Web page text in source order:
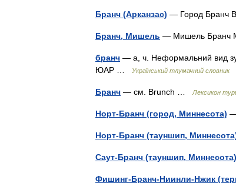
Бранч (Арканзас) — Город Бранч
Бранч, Мишель — Мишель Бранч
бранч — а, ч. Неформальний вид
ЮАР …
Український тлумачний словник
Бранч — см. Brunch … Лексикон
Норт-Бранч (город, Миннесота)
Норт-Бранч (тауншип,
Саут-Бранч (тауншип, Миннесота)
Фишинг-Бранч-Ниинли-Нжик